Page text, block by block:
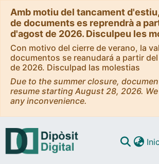
Amb motiu del tancament
de documents es reprendrà a
d'agost de 2026. Disculpeu les
Con motivo del cierre de verano, la
documentos se reanudará a partir
de 2026. Disculpad las molestias
Due to the summer closure,
resume starting August 28, 2026.
any inconvenience.